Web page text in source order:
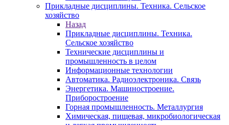
Прикладные дисциплины. Техника. Сельское
хозяйство
Назад
Прикладные дисциплины. Техника.
Сельское хозяйство
Технические дисциплины и
промышленность в целом
Информационные технологии
Автоматика. Радиоэлектроника. Связь
Энергетика. Машиностроение.
Приборостроение
Горная промышленность. Металлургия
Химическая, пищевая, микробиологическая